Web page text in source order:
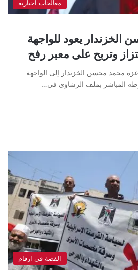
معالجات اخبارية
يعود للواجهة
وتربح على معبر رفح
محمد محسن الخزندار إلى الواجهة
المباشر بملف الرشاوى في…
القصة في ارقام